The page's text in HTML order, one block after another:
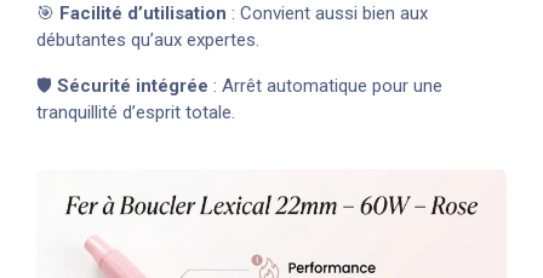
🎯 Facilité d’utilisation : Convient aussi bien aux
débutantes qu’aux expertes.
🛡️ Sécurité intégrée : Arrêt automatique pour une
tranquillité d’esprit totale.